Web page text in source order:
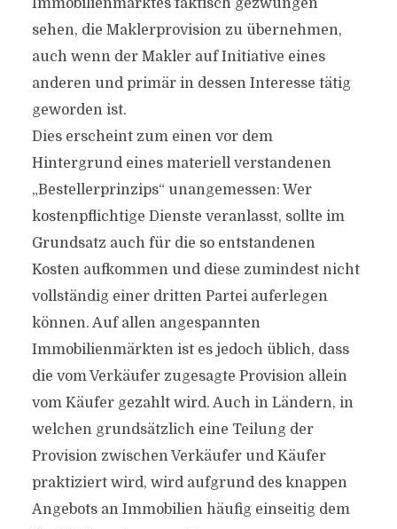
Immobilienmarktes faktisch gezwungen
sehen, die Maklerprovision zu übernehmen,
auch wenn der Makler auf Initiative eines
anderen und primär in dessen Interesse tätig
geworden ist.
Dies erscheint zum einen vor dem
Hintergrund eines materiell verstandenen
„Bestellerprinzips“ unangemessen: Wer
kostenpflichtige Dienste veranlasst, sollte im
Grundsatz auch für die so entstandenen
Kosten aufkommen und diese zumindest nicht
vollständig einer dritten Partei auferlegen
können. Auf allen angespannten
Immobilienmärkten ist es jedoch üblich, dass
die vom Verkäufer zugesagte Provision allein
vom Käufer gezahlt wird. Auch in Ländern, in
welchen grundsätzlich eine Teilung der
Provision zwischen Verkäufer und Käufer
praktiziert wird, wird aufgrund des knappen
Angebots an Immobilien häufig einseitig dem